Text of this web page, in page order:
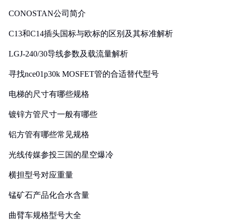
CONOSTAN公司简介
C13和C14插头国标与欧标的区别及其标准解析
LGJ-240/30导线参数及载流量解析
寻找nce01p30k MOSFET管的合适替代型号
电梯的尺寸有哪些规格
镀锌方管尺寸一般有哪些
铝方管有哪些常见规格
光线传媒参投三国的星空爆冷
横担型号对应重量
锰矿石产品化合水含量
曲臂车规格型号大全